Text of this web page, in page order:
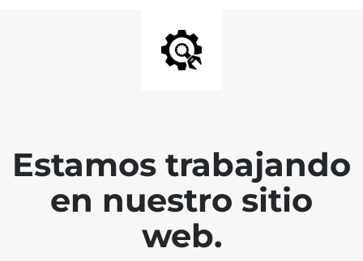
Estamos trabajando
en nuestro sitio
web.